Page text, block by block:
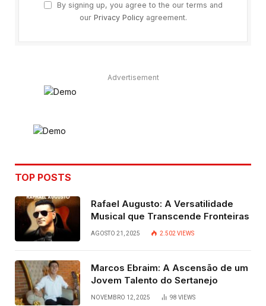
By signing up, you agree to the our terms and
our Privacy Policyagreement.
Advertisement
TOP POSTS
Rafael Augusto: A Versatilidade
Musical que Transcende Fronteiras
AGOSTO 21, 2025 2.502VIEWS
Marcos Ebraim: A Ascensão de um
Jovem Talento do Sertanejo
NOVEMBRO 12, 2025 98 VIEWS